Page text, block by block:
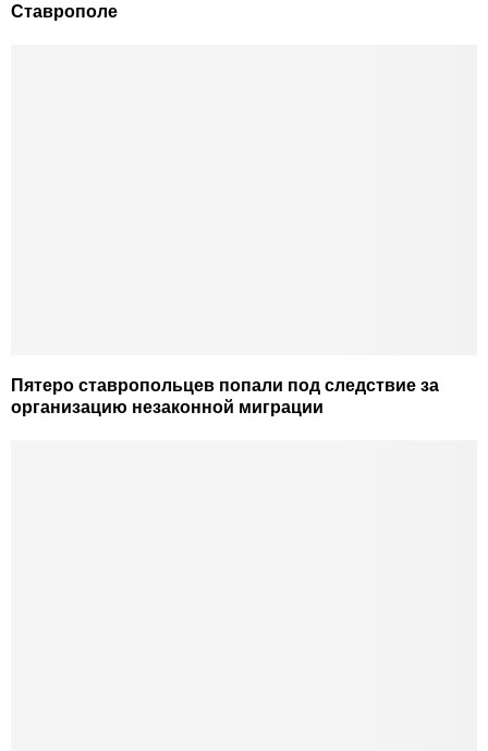
Ставрополе
Пятеро ставропольцев попали под следствие за
организацию незаконной миграции